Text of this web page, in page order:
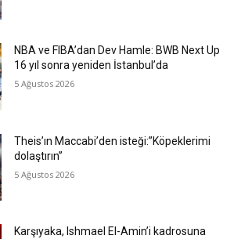
NBA ve FIBA’dan Dev Hamle: BWB Next Up
16 yıl sonra yeniden İstanbul’da
5 Ağustos 2026
Theis’ın Maccabi’den isteği:”Köpeklerimi
dolaştırın”
5 Ağustos 2026
Karşıyaka, Ishmael El-Amin’i kadrosuna